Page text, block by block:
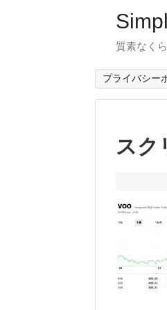
質素なく
プライバシー
スク